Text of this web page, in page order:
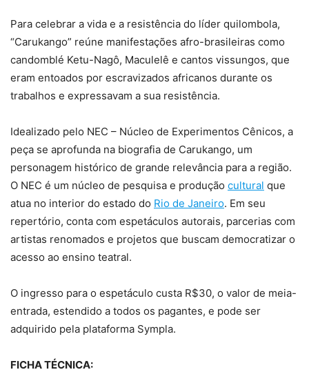
Para celebrar a vida e a resistência do líder quilombola,
“Carukango” reúne manifestações afro-brasileiras como
candomblé Ketu-Nagô, Maculelê e cantos vissungos, que
eram entoados por escravizados africanos durante os
trabalhos e expressavam a sua resistência.
Idealizado pelo NEC – Núcleo de Experimentos Cênicos, a
peça se aprofunda na biografia de Carukango, um
personagem histórico de grande relevância para a região.
O NEC é um núcleo de pesquisa e produção cultural que
atua no interior do estado do Rio de Janeiro. Em seu
repertório, conta com espetáculos autorais, parcerias com
artistas renomados e projetos que buscam democratizar o
acesso ao ensino teatral.
O ingresso para o espetáculo custa R$30, o valor de meia-
entrada, estendido a todos os pagantes, e pode ser
adquirido pela plataforma Sympla.
FICHA TÉCNICA: